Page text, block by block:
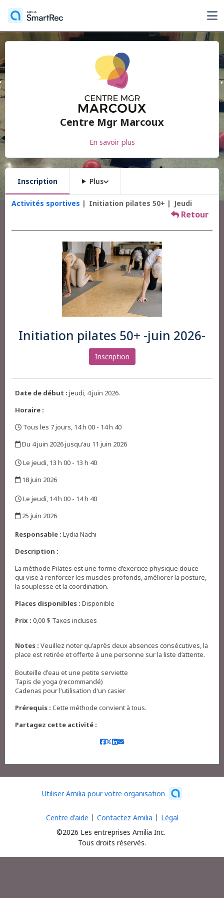
Centre Mgr Marcoux
En savoir plus
Inscription Plus
Activités sportives Initiation pilates 50+ Jeudi
Retour
Initiation pilates 50+ -juin 2026-
Inscription
Date de début : jeudi, 4 juin 2026.
Horaire :
Tous les 7 jours, 14 h 00 - 14 h 40
Du 4 juin 2026 jusqu'au 11 juin 2026
Le jeudi, 13 h 00 - 13 h 40
18 juin 2026
Le jeudi, 14 h 00 - 14 h 40
25 juin 2026
Responsable : Lydia Nachi
Description :
La méthode Pilates est une forme d’exercice physique douce
qui vise à renforcer les muscles profonds, améliorer la posture,
la souplesse et la coordination.
Places disponibles : Disponible
Prix : 0,00 $ Taxes incluses
Notes : Veuillez noter qu'après deux absences consécutives, la
place est retirée et offerte à une personne sur la liste d’attente.
Bouteille d'eau et une petite serviette
Tapis de yoga (recommandé)
Cadenas pour l'utilisation d'un casier
Prérequis : Cette méthode convient à tous.
Partagez cette activité :
Utiliser Amilia pour votre organisation
©2026 Les entreprises Amilia Inc.
Tous droits réservés.
Centre d'aide Contactez Amilia Légal